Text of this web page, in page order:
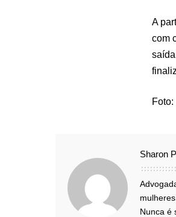
A
com
Sharon
Nunca é